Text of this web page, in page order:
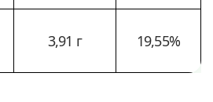
3,91 г 19,55%